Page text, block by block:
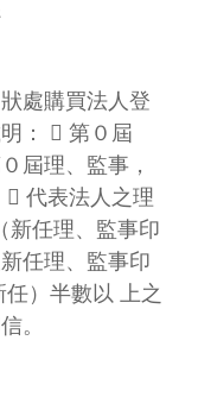
處購買法人登
：  第０屆
屆理、監事，
代表法人之理
新任理、監事印
任理、監事印
）半數以 上之
。